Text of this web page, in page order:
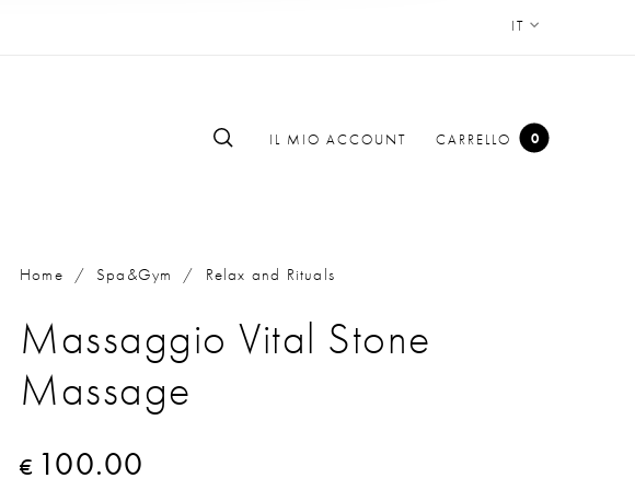
IT
IL MIO ACCOUNT CARRELLO 0
Home / Spa&Gym / Relax and Rituals
Massaggio Vital Stone
Massage
€ 100.00